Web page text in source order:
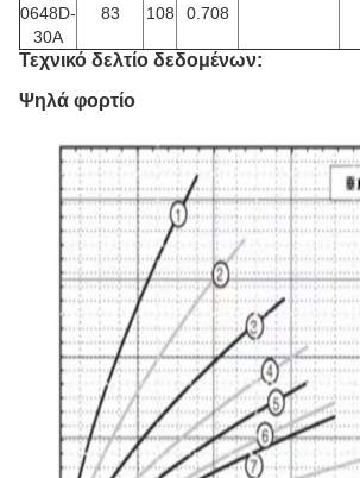
0648D-
30A
83 108 0.708
Τεχνικό δελτίο δεδομένων:
Ψηλά φορτίο